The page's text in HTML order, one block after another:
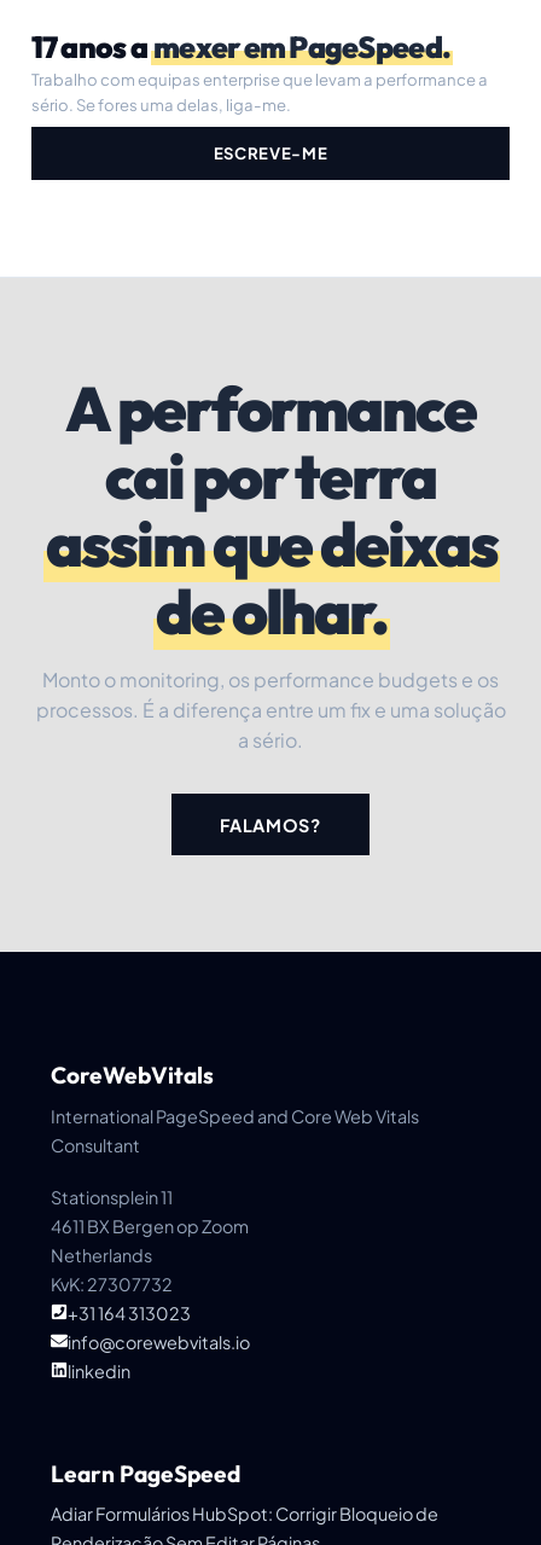
17 anos amexer em PageSpeed.
Trabalho com equipas enterprise que levam a performance a
sério. Se fores uma delas, liga-me.
ESCREVE-ME
A performance
cai por terra
assim que deixas
de olhar.
Monto o monitoring, os performance budgets e os
processos. É a diferença entre um fix e uma solução
a sério.
FALAMOS?
CoreWebVitals
International PageSpeed and Core Web Vitals
Consultant
Stationsplein 11
4611 BX Bergen op Zoom
Netherlands
KvK: 27307732
+31 164 313023
info@corewebvitals.io
linkedin
Learn PageSpeed
Adiar Formulários HubSpot: Corrigir Bloqueio de